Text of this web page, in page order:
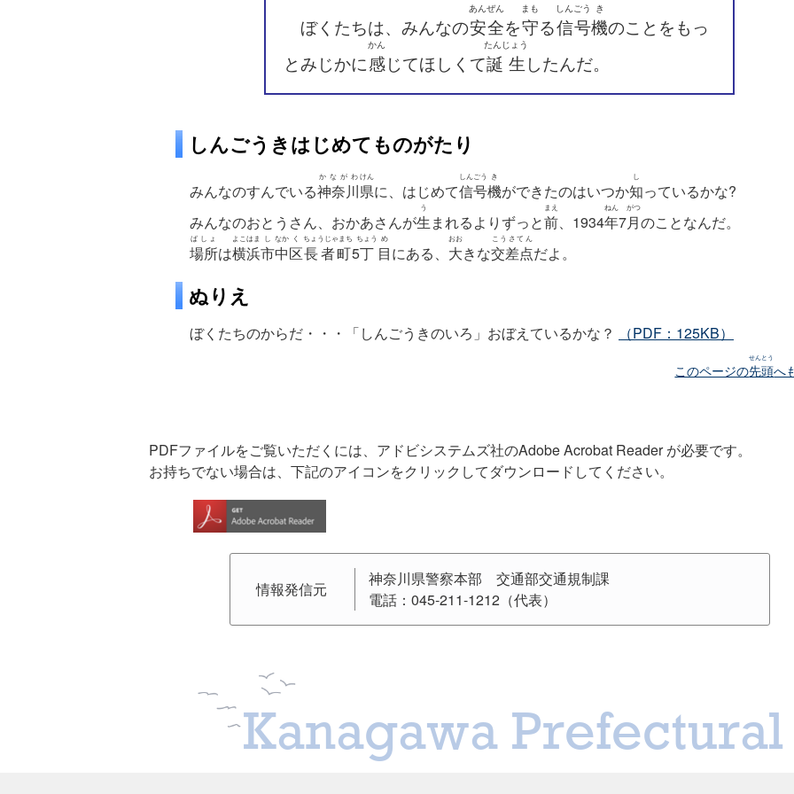
ぼくたちは、みんなの安全
あんぜん
を守
まも
る信号
しんごう
機
き
のことをもっ
とみじかに感
かん
じてほしくて誕生
たんじょう
したんだ。
しんごうきはじめてものがたり
みんなのすんでいる神奈川
かながわ
県
けん
に、はじめて信号
しんごう
機
き
ができたのはいつか知
し
っているかな?
みんなのおとうさん、おかあさんが生
う
まれるよりずっと前
まえ
、1934年
ねん
7月
がつ
のことなんだ。
場所
ばしょ
は横浜
よこはま
市
し
中
なか
区
く
長者町
ちょうじゃまち
5丁
ちょう
目
め
にある、 大
おお
きな交差点
こうさてん
だよ。
ぬりえ
ぼくたちのからだ・・・「しんごうきのいろ」おぼえているかな？ （PDF：125KB）
このページの先頭
せんとう
へ
PDFファイルをご覧いただくには、アドビシステムズ社のAdobe Acrobat Reader が必要です。
お持ちでない場合は、下記のアイコンをクリックしてダウンロードしてください。
情報発信元
神奈川県警察本部 交通部交通規制課
電話：045-211-1212（代表）
Kanagawa